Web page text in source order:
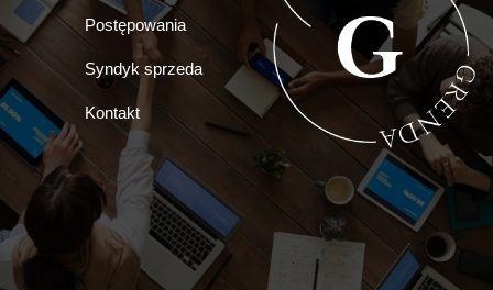
Postępowania
Syndyk sprzeda
Kontakt